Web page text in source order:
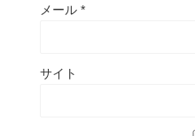
メール *
サイト